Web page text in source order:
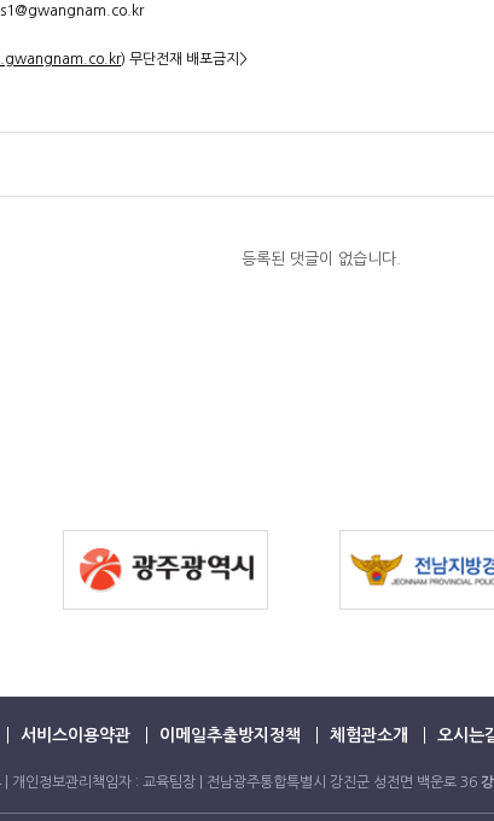
) 무단전재 배포금지>​
등록된 댓글이 없습니다.
서비스이용약관 이메일추출방지정책 체험관소개 오시는
인정보관리책임자 : 교육팀장 | 전남광주통합특별시 강진군 성전면 백운로 36